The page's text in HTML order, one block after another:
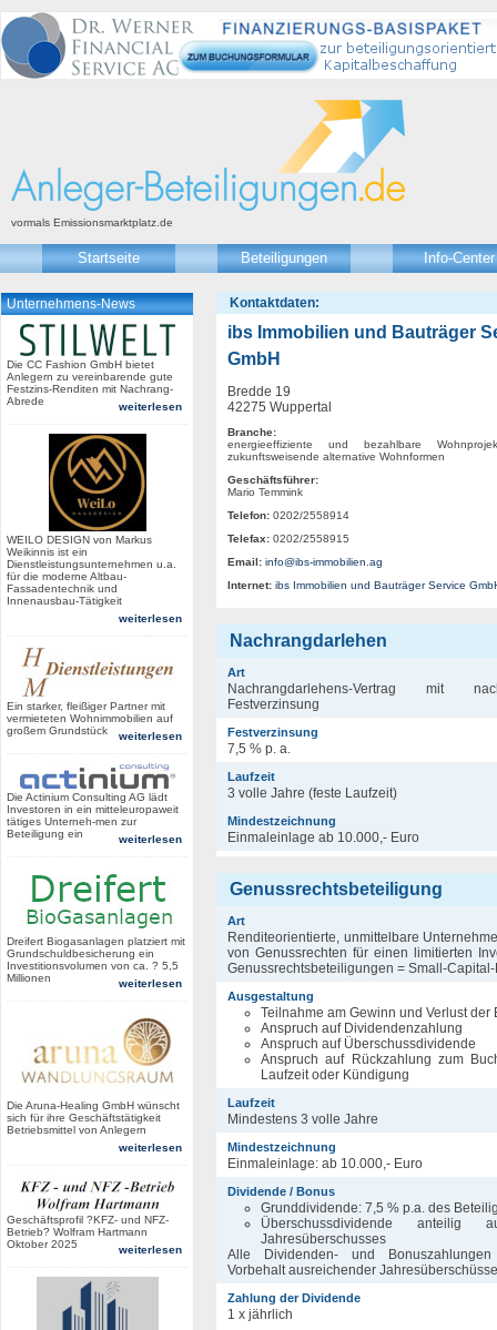
vormals Emissionsmarktplatz.de
Startseite Beteiligungen Info-Center
Unternehmens-News
Die CC Fashion GmbH bietet
Anlegern zu vereinbarende gute
Festzins-Renditen mit Nachrang-
Abrede
weiterlesen
WEILO DESIGN von Markus
Weikinnis ist ein
Dienstleistungsunternehmen u.a.
für die moderne Altbau-
Fassadentechnik und
Innenausbau-Tätigkeit
weiterlesen
Ein starker, fleißiger Partner mit
vermieteten Wohnimmobilien auf
großem Grundstück
weiterlesen
Die Actinium Consulting AG lädt
Investoren in ein mitteleuropaweit
tätiges Unterneh-men zur
Beteiligung ein
weiterlesen
Dreifert Biogasanlagen platziert mit
Grundschuldbesicherung ein
Investitionsvolumen von ca. ? 5,5
Millionen
weiterlesen
Die Aruna-Healing GmbH wünscht
sich für ihre Geschäftstätigkeit
Betriebsmittel von Anlegern
weiterlesen
Geschäftsprofil ?KFZ- und NFZ-
Betrieb? Wolfram Hartmann
Oktober 2025
weiterlesen
Kontaktdaten:
ibs Immobilien und Bauträger
GmbH
Bredde 19
42275 Wuppertal
Branche:
energieeffiziente und bezahlbare
zukunftsweisende alternative Wohnformen
Geschäftsführer:
Mario Temmink
Telefon: 0202/2558914
Telefax: 0202/2558915
Email: info@ibs-immobilien.ag
Internet: ibs Immobilien und Bauträger Service
Nachrangdarlehen
Art
Nachrangdarlehens-Vertrag mit
Festverzinsung
Festverzinsung
7,5 % p. a.
Laufzeit
3 volle Jahre (feste Laufzeit)
Mindestzeichnung
Einmaleinlage ab 10.000,- Euro
Genussrechtsbeteiligung
Art
Renditeorientierte, unmittelbare
von Genussrechten für einen limitierten
Genussrechtsbeteiligungen = Small-
Ausgestaltung
Teilnahme am Gewinn und Verlust der
Anspruch auf Dividendenzahlung
Anspruch auf Überschussdividende
Anspruch auf Rückzahlung zum
Laufzeit oder Kündigung
Laufzeit
Mindestens 3 volle Jahre
Mindestzeichnung
Einmaleinlage: ab 10.000,- Euro
Dividende / Bonus
Grunddividende: 7,5 % p.a. des
Überschussdividende
Jahresüberschusses
Alle Dividenden- und
Vorbehalt ausreichender Jahresüberschüsse
Zahlung der Dividende
1 x jährlich